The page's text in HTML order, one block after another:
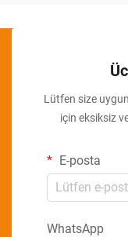
Lütfen size
için eksiksiz
E-posta
WhatsApp